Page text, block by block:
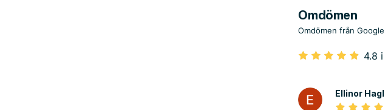
Omdömen
Omdömen från Google
4.8
Ellinor